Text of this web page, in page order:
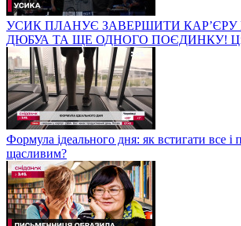
УСИК ПЛАНУЄ ЗАВЕРШИТИ КАР’ЄРУ
ДЮБУА ТА ЩЕ ОДНОГО ПОЄДИНКУ!
Формула ідеального дня: як встигати все і
щасливим?